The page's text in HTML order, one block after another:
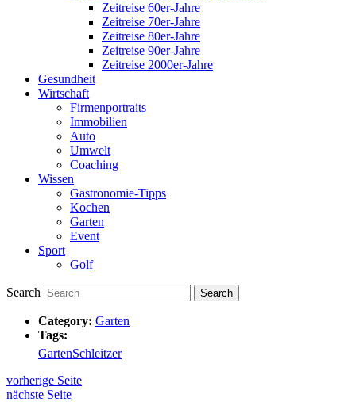
Zeitreise 60er-Jahre
Zeitreise 70er-Jahre
Zeitreise 80er-Jahre
Zeitreise 90er-Jahre
Zeitreise 2000er-Jahre
Gesundheit
Wirtschaft
Firmenportraits
Immobilien
Auto
Umwelt
Coaching
Wissen
Gastronomie-Tipps
Kochen
Garten
Event
Sport
Golf
Search
Category: Garten
Tags:
GartenSchleitzer
vorherige Seite
nächste Seite